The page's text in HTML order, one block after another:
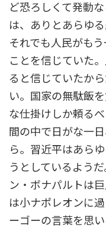
ど恐ろしくて発動
は、ありとあらゆ
それでも人民がも
ことを信じていた
ると信じていたか
い。国家の無駄飯
な仕掛けしか頼る
間の中で日がな一
ら。習近平はあら
うとしているよう
ン・ボナパルトは
は小ナポレオンに
ーゴーの言葉を思